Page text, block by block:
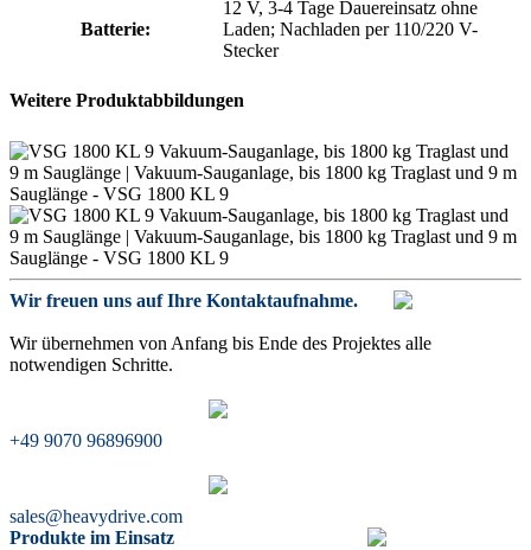
Batterie:
12 V, 3-4 Tage Dauereinsatz ohne
Laden; Nachladen per 110/220 V-
Stecker
Weitere Produktabbildungen
Wir freuen uns auf Ihre Kontaktaufnahme.
Wir übernehmen von Anfang bis Ende des Projektes alle
notwendigen Schritte.
+49 9070 96896900
sales@heavydrive.com
Produkte im Einsatz